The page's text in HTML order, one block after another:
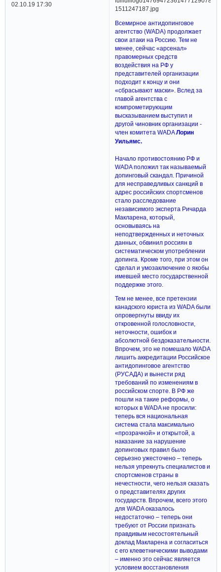
02.10.19 17:30
Всемирное антидопинговое
агентство (WADA) продолжает
свои атаки на Россию. Тем не
менее, сейчас «арсенал»
правомерных средств
воздействия на РФ у
представителей организации
подходит к концу и они
«сбрасывают маски». Вслед за
главой агентства с
компрометирующим
высказыванием выступил и
другой чиновник организации -
член комитета WADAЛорин
Уильямс.
Начало противостоянию РФ и
WADA положил так называемый
допинговый скандал. Причиной
для несправедливых санкций в
адрес российских спортсменов
стало расследование
независимого эксперта Ричарда
Макларена, который,
основываясь на
неподтвержденных и неточных
данных, обвинил россиян в
систематическом употреблении
допинга. Кроме того, при этом он
сделал и умозаключение о якобы
имевшей место государственной
поддержке этого.
Тем не менее, все претензии
канадского юриста из WADA были
опровергнуты ввиду их
откровенной голословности,
неточности, ошибок и
абсолютной бездоказательности.
Впрочем, это не помешало WADA
лишить аккредитации Российское
антидопинговое агентство
(РУСАДА) и вынести ряд
требований по изменениям в
российском спорте. В РФ же
пошли на такие реформы, о
которых в WADA не просили:
теперь вся национальная
система стала максимально
«прозрачной» и открытой, а
наказание за нарушение
допинговых правил было
серьезно ужесточено – теперь
нельзя упрекнуть специалистов и
спортсменов страны в
нечестности, чего нельзя сказать
о представителях других
государств. Впрочем, всего этого
для WADA оказалось
недостаточно – теперь они
требуют от России признать
правдивым несостоятельный
доклад Макларена и согласиться
с его клеветническими выводами
– именно это сейчас является
условием восстановления